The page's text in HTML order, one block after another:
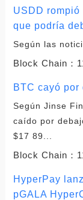
USDD
que podría
Según las
Block Chain：
BTC cayó
Según Jinse
caído por
$17 89...
Block Chain：
HyperPay
pGALA